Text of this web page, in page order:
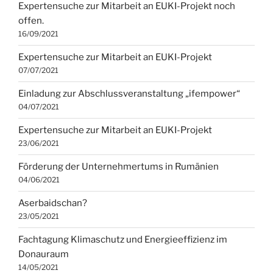
Expertensuche zur Mitarbeit an EUKI-Projekt noch
offen.
16/09/2021
Expertensuche zur Mitarbeit an EUKI-Projekt
07/07/2021
Einladung zur Abschlussveranstaltung „ifempower“
04/07/2021
Expertensuche zur Mitarbeit an EUKI-Projekt
23/06/2021
Förderung der Unternehmertums in Rumänien
04/06/2021
Aserbaidschan?
23/05/2021
Fachtagung Klimaschutz und Energieeffizienz im
Donauraum
14/05/2021